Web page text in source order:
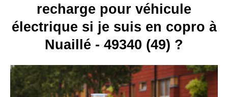
recharge pour véhicule
électrique si je suis en copro à
Nuaillé - 49340 (49) ?